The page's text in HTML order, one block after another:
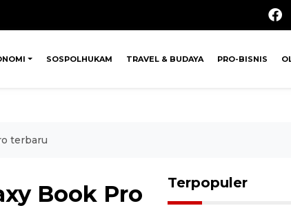
SOSPOLHUKAM TRAVEL & BUDAYA PRO-BISNIS
terbaru
Book Pro
Terpopuler